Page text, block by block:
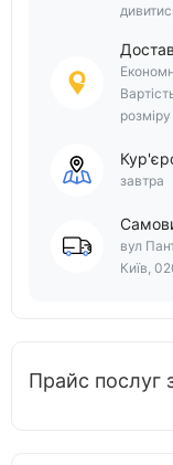
розміру
завтра
вул
Київ,
Прайс послуг